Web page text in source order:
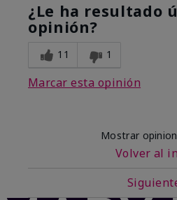
¿Le ha resultado
opinión?
11 1
Marcar esta opinión
Mostrar
Volver al